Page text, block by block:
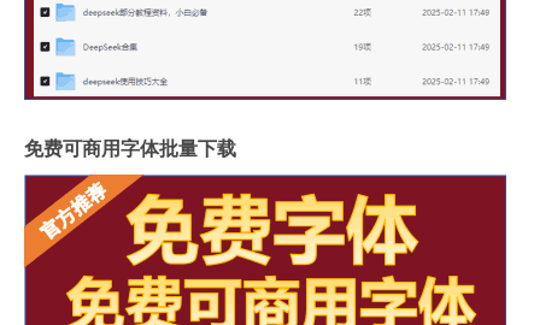
免费可商用字体批量下载